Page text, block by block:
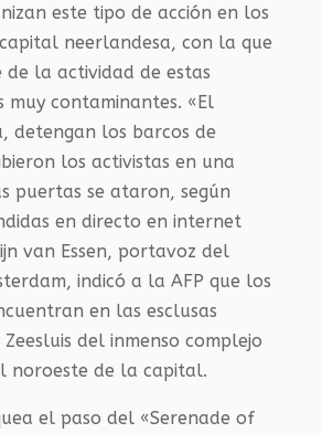
este tipo de acción en los
neerlandesa, con la que
de la actividad de estas
muy contaminantes. «El
detengan los barcos de
los activistas en una
puertas se ataron, según
en directo en internet
van Essen, portavoz del
indicó a la AFP que los
en las esclusas
del inmenso complejo
noroeste de la capital.
el paso del «Serenade of